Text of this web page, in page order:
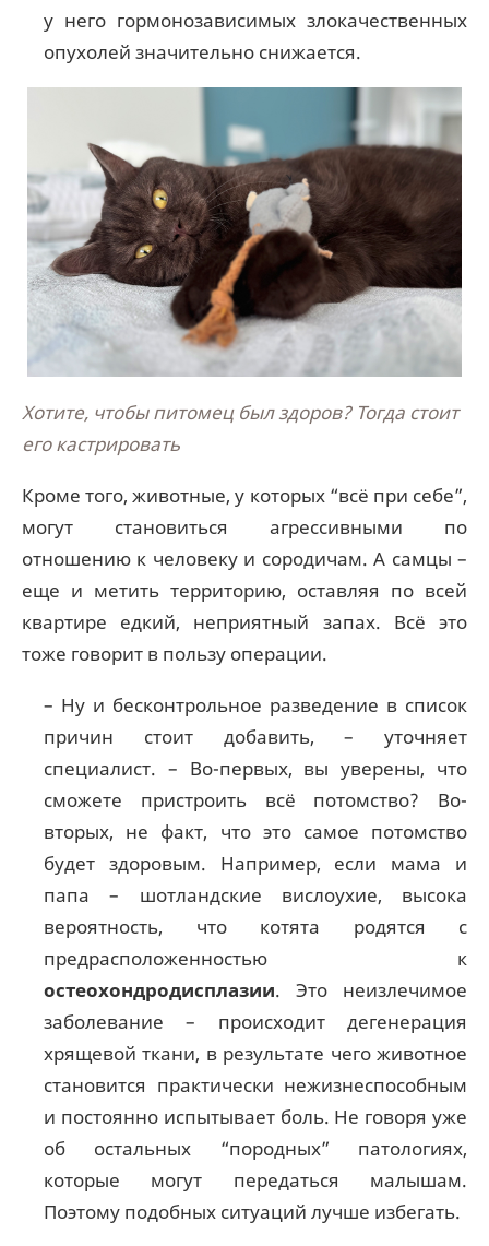
у него гормонозависимых злокачественных
опухолей значительно снижается.
Хотите, чтобы питомец был здоров? Тогда стоит
его кастрировать
Кроме того, животные, у которых “всё при себе”,
могут становиться агрессивными по
отношению к человеку и сородичам. А самцы –
еще и метить территорию, оставляя по всей
квартире едкий, неприятный запах. Всё это
тоже говорит в пользу операции.
– Ну и бесконтрольное разведение в список
причин стоит добавить, – уточняет
специалист. – Во-первых, вы уверены, что
сможете пристроить всё потомство? Во-
вторых, не факт, что это самое потомство
будет здоровым. Например, если мама и
папа – шотландские вислоухие, высока
вероятность, что котята родятся с
предрасположенностью к
остеохондродисплазии. Это неизлечимое
заболевание – происходит дегенерация
хрящевой ткани, в результате чего животное
становится практически нежизнеспособным
и постоянно испытывает боль. Не говоря уже
об остальных “породных” патологиях,
которые могут передаться малышам.
Поэтому подобных ситуаций лучше избегать.